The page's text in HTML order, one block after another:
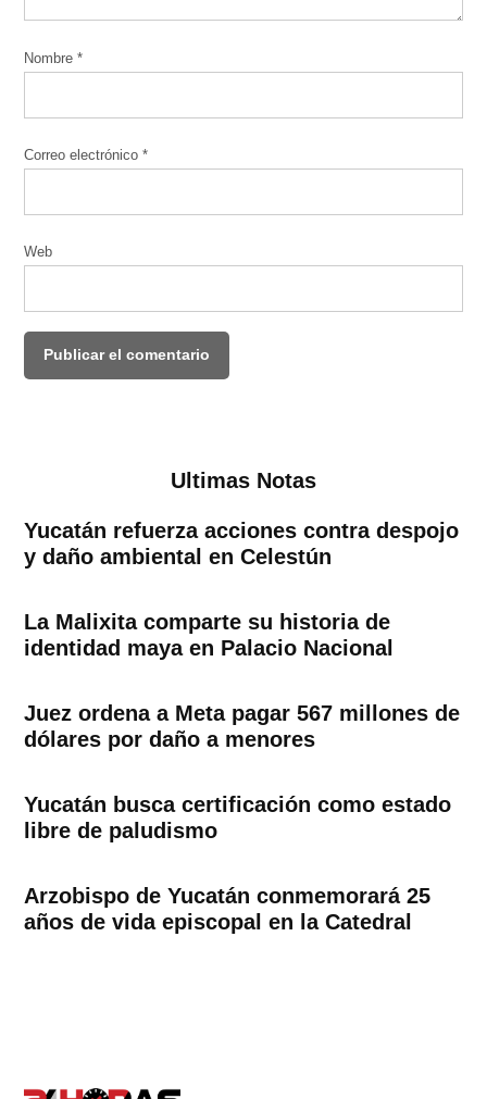
Nombre*
Correo electrónico*
Web
Ultimas Notas
Yucatán refuerza acciones contra despojo
y daño ambiental en Celestún
La Malixita comparte su historia de
identidad maya en Palacio Nacional
Juez ordena a Meta pagar 567 millones de
dólares por daño a menores
Yucatán busca certificación como estado
libre de paludismo
Arzobispo de Yucatán conmemorará 25
años de vida episcopal en la Catedral